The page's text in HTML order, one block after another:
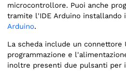
microcontrollore. Puoi anche
tramite l'IDE Arduino installando
Arduino.
La scheda include un connettore
programmazione e
inoltre presenti due pulsanti per